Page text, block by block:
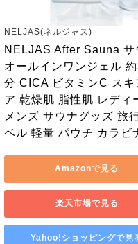
NELJAS(ネルジャス)
NELJAS After Sauna サ
オールインワンジェル 約
分 CICA ビタミンC スキ
ア 乾燥肌 脂性肌 レディ
メンズ サウナグッズ 旅
ベル 軽量 パウチ カラビ
Amazonで見る
楽天市場で見る
Yahoo!ショッピングで見